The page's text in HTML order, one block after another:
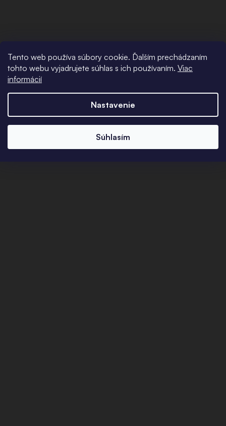
Tento web používa súbory cookie. Ďalším prechádzaním
tohto webu vyjadrujete súhlas s ich používaním. Viac
informácií
Nastavenie
Súhlasím